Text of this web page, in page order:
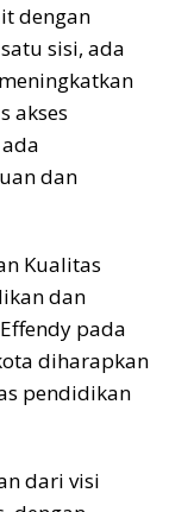
dengan
sisi, ada
akses
dan
Kualitas
dan
pada
diharapkan
pendidikan
dari visi